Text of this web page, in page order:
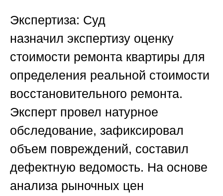
Экспертиза: Суд
назначил экспертизу оценку
стоимости ремонта квартиры для
определения реальной стоимости
восстановительного ремонта.
Эксперт провел натурное
обследование, зафиксировал
объем повреждений, составил
дефектную ведомость. На основе
анализа рыночных цен